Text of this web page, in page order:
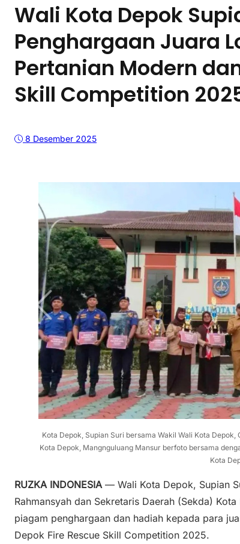
Wali Kota Depok
Penghargaan Juara
Pertanian Modern
Skill Competition
8 Desember 2025
Kota Depok, Supian Suri bersama Wakil Wali Kota
Kota Depok, Mangnguluang Mansur berfoto bersama
Kota
RUZKA INDONESIA — Wali Kota Depok, Supian
Rahmansyah dan Sekretaris Daerah (Sekda)
piagam penghargaan dan hadiah kepada para
Depok Fire Rescue Skill Competition 2025.